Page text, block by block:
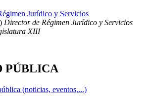
Jurídico y Servicios
Director de Régimen Jurídico y Servicios
XIII
PÚBLICA
(noticias, eventos,...)